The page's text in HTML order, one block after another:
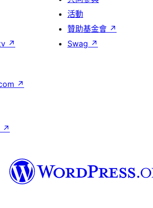
↗
活動
贊助基金會 ↗
Swag ↗
↗
↗